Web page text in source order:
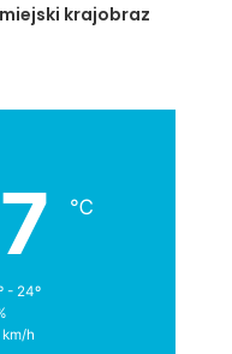
krajobraz
℃
- 24º
km/h